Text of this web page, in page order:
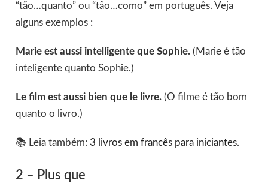
“tão…quanto” ou “tão…como” em português. Veja
alguns exemplos :
Marie est aussi intelligente que Sophie. (Marie é tão
inteligente quanto Sophie.)
Le film est aussi bien que le livre. (O filme é tão bom
quanto o livro.)
📚 Leia também: 3 livros em francês para iniciantes.
2 – Plus que